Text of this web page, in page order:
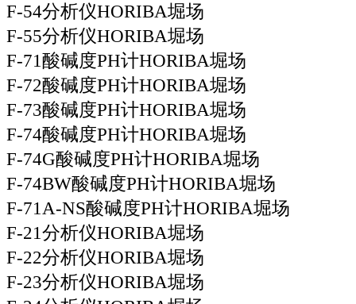
F-54分析仪HORIBA堀场
F-55分析仪HORIBA堀场
F-71酸碱度PH计HORIBA堀场
F-72酸碱度PH计HORIBA堀场
F-73酸碱度PH计HORIBA堀场
F-74酸碱度PH计HORIBA堀场
F-74G酸碱度PH计HORIBA堀场
F-74BW酸碱度PH计HORIBA堀场
F-71A-NS酸碱度PH计HORIBA堀场
F-21分析仪HORIBA堀场
F-22分析仪HORIBA堀场
F-23分析仪HORIBA堀场